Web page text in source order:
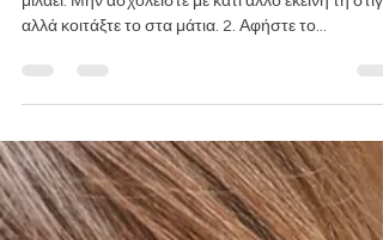
1. Ακούστε το παιδί σας προσεκτικά όταν σας
μιλάει. Μην ασχολείστε με κάτι άλλο εκείνη τη
αλλά κοιτάξτε το στα μάτια. 2. Αφήστε το...